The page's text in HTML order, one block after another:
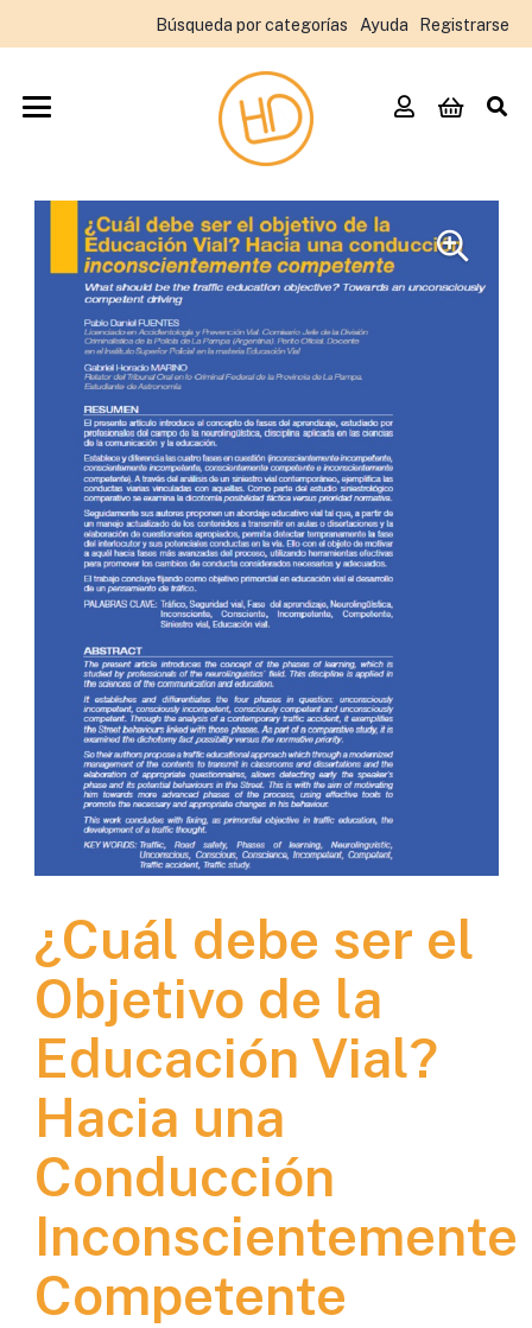
Búsqueda por categorías Ayuda Registrarse
¿Cuál debe ser el
Objetivo de la
Educación Vial?
Hacia una
Conducción
Inconscientemente
Competente